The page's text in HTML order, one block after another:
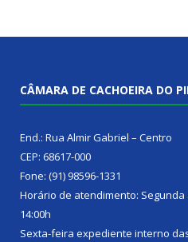
CÂMARA DE CACHOEIRA DO
End.: Rua Almir Gabriel – Centro
CEP: 68617-000
Fone: (91) 98596-1331
Horário de atendimento:
14:00h
Sexta-feira expediente interno